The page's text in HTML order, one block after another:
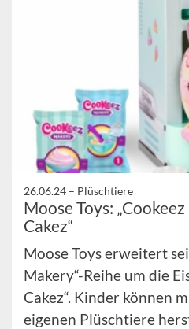
26.06.24 – Plüschtiere
Moose Toys:
Cakez“
Moose Toys erweitert
Makery“-Reihe um die
Cakez“. Kinder können
eigenen Plüschtiere